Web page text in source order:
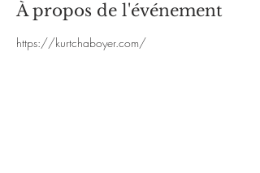
À propos de l'événement
https://kurtchaboyer.com/